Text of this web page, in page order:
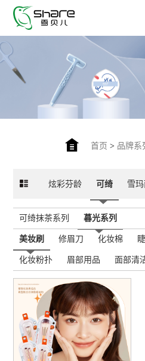
首页 > 品牌系
炫彩芬龄 可绮 雪玛
可绮抹茶系列 暮光系列
美妆刷 修眉刀 化妆棉
化妆粉扑 眉部用品 面部清